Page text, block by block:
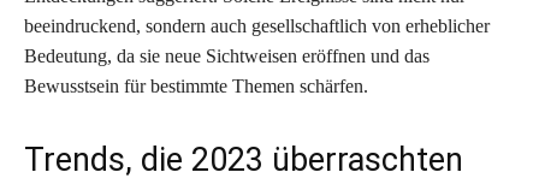
beeindruckend, sondern auch gesellschaftlich von erheblicher
Bedeutung, da sie neue Sichtweisen eröffnen und das
Bewusstsein für bestimmte Themen schärfen.
Trends, die 2023 überraschten